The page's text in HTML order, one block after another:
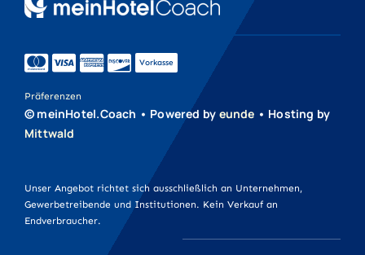
Vorkasse
Präferenzen
© meinHotel.Coach • Powered by eunde • Hosting by
Mittwald
Unser Angebot richtet sich ausschließlich an Unternehmen,
Gewerbetreibende und Institutionen. Kein Verkauf an
Endverbraucher.
Werbetechnik